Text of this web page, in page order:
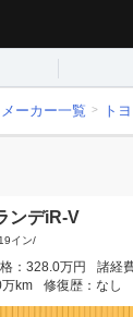
メーカー一覧 ト
ンデiR-V
イン/
： 328.0万円 諸経
万km 修復歴： なし